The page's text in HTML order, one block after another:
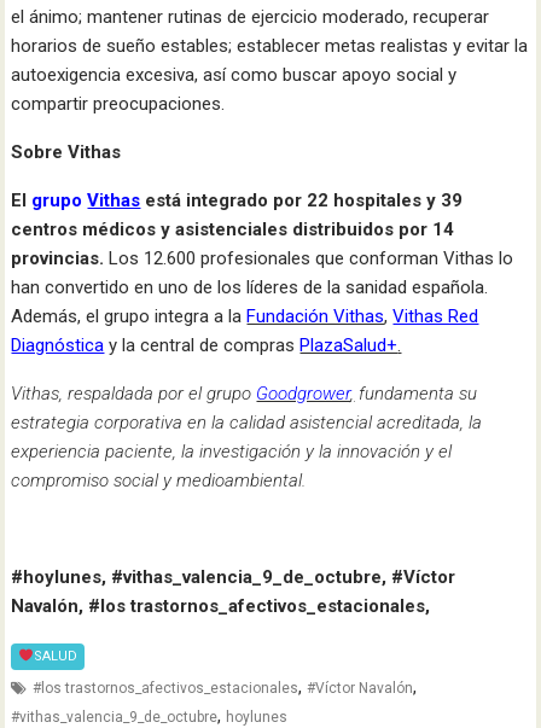
el ánimo; mantener rutinas de ejercicio moderado, recuperar
horarios de sueño estables; establecer metas realistas y evitar la
autoexigencia excesiva, así como buscar apoyo social y
compartir preocupaciones.
Sobre Vithas
El grupoVithas está integrado por 22 hospitales y 39
centros médicos y asistenciales distribuidos por 14
provincias. Los 12.600 profesionales que conforman Vithas lo
han convertido en uno de los líderes de la sanidad española.
Además, el grupo integra a laFundación Vithas,Vithas Red
Diagnóstica y la central de comprasPlazaSalud+.
Vithas, respaldada por el grupo Goodgrower, fundamenta su
estrategia corporativa en la calidad asistencial acreditada, la
experiencia paciente, la investigación y la innovación y el
compromiso social y medioambiental.
#hoylunes, #vithas_valencia_9_de_octubre, #Víctor
Navalón, #los trastornos_afectivos_estacionales,
SALUD
#los trastornos_afectivos_estacionales,#Víctor Navalón,
#vithas_valencia_9_de_octubre, hoylunes